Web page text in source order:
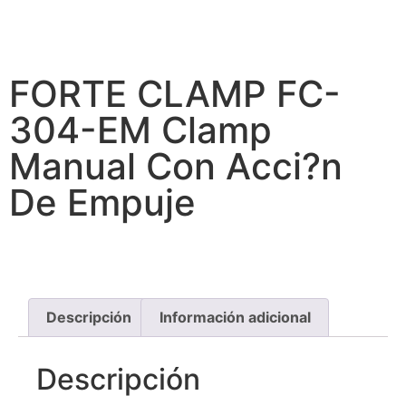
FORTE CLAMP FC-
304-EM Clamp
Manual Con Acci?n
De Empuje
Descripción Información adicional
Descripción